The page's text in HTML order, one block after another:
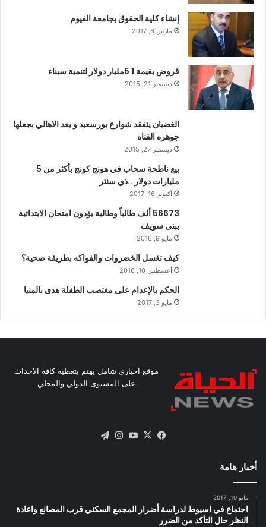
إنشاء كلية الحقوق بجامعة الفيوم
مارس 6, 2017
قروض بقيمة 1 5مليار دولار لتنمية سيناء
ديسمبر 21, 2015
الغضبان يتفقد شوارع بورسعيد و يعد الاهالي بجعلها
جوهره القناه
ديسمبر 27, 2015
بيع ناطحة سحاب في هونج كونج بأكثر من 5
مليارات دولار ..ذي سنتر
أكتوبر 16, 2017
56673 ألف طالباً وطالبة يؤدون امتحان الابتدائية
ببنى سويف
مايو 9, 2016
كيف تغسل الخضروات والفواكه بطريقة صحية؟
أغسطس 10, 2016
الحكم بالإعدام على مغتصب الطفلة هدى بالمنيا
مايو 3, 2017
موقع اخباري شامل يهتم بتغطية كافة الاحداث
على المستوى الدولي والمحلي
فيسبوك
X يوتيوبانستقرام
أخبار هامة
مايو 10, 2017
اجتماع في اسيوط لدراسة أضرار المجمع السكني قرب المصانع واعادة
النظر حال التأكد من الضرر